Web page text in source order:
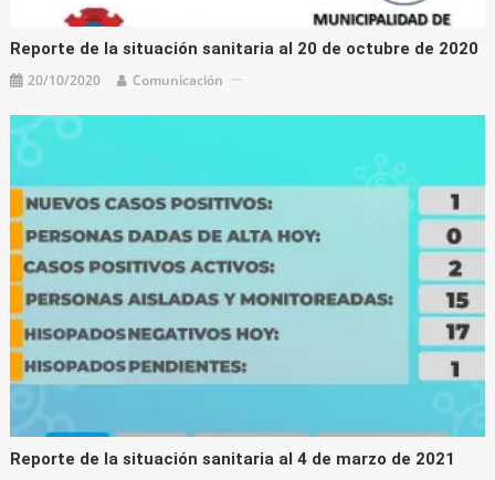
Reporte de la situación sanitaria al 20 de octubre de 2020
20/10/2020 Comunicación
Reporte de la situación sanitaria al 4 de marzo de 2021